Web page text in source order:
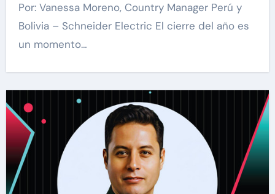
Por: Vanessa Moreno, Country Manager Perú y
Bolivia – Schneider Electric El cierre del año es
un momento…